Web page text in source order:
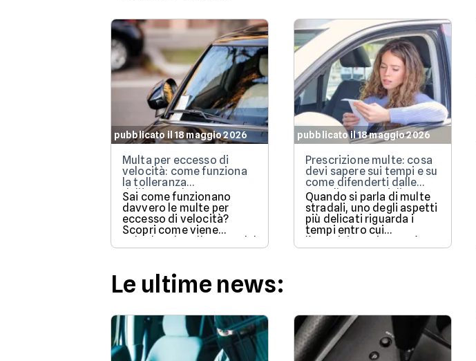
pubblicato il 18 maggio 2026
Multa per eccesso di
velocità: come funziona
la tolleranza
dell'autovelox
Sai come funzionano
davvero le multe per
eccesso di velocità?
Scopri come viene
calcolata la tolleranza del
5% prevista dalla legge e
aggiornate per il 2026 per
evitare brutte sorprese
alla guida.
pubblicato il 18 maggio 2026
Prescrizione multe: cosa
devi sapere sui tempi e su
come difenderti dalle
cartelle esattoriali
Quando si parla di multe
stradali, uno degli aspetti
più delicati riguarda i
tempi entro cui
l’amministrazione può
notificare o riscuotere un
Le ultime news: